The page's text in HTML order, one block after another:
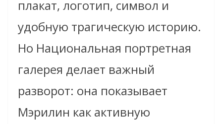
плакат, логотип, символ и
удобную трагическую историю.
Но Национальная портретная
галерея делает важный
разворот: она показывает
Мэрилин как активную